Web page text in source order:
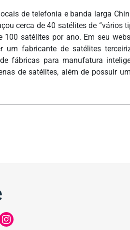
de telefonia e banda larga
cerca de 40 satélites de “vários
satélites por ano. Em seu
um fabricante de satélites
fábricas para manufatura
de satélites, além de possuir